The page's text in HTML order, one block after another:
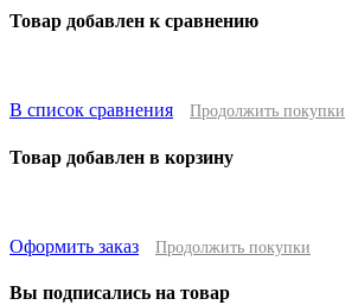
Товар добавлен к сравнению
В список сравнения Продолжить покупки
Товар добавлен в корзину
Оформить заказ Продолжить покупки
Вы подписались на товар